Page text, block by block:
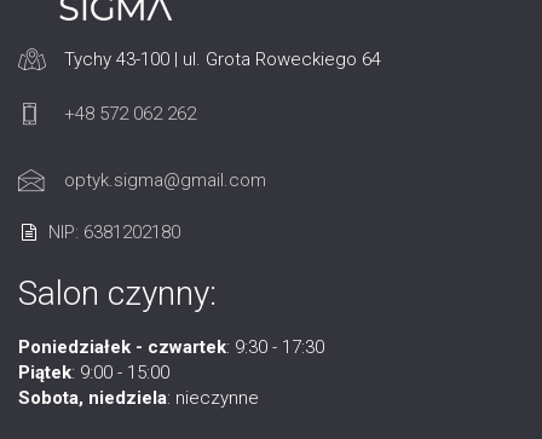
Tychy 43-100 | ul. Grota Roweckiego 64
+48 572 062 262
optyk.sigma@gmail.com
NIP: 6381202180
Salon czynny:
Poniedziałek - czwartek: 9:30 - 17:30
Piątek: 9:00 - 15:00
Sobota, niedziela: nieczynne